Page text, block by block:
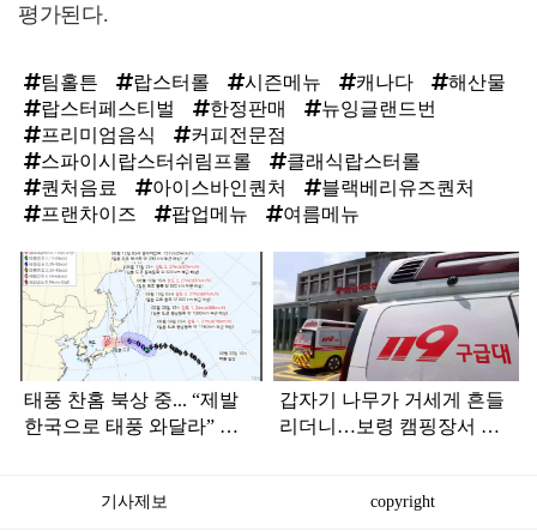
평가된다.
팀홀튼 랍스터롤 시즌메뉴 캐나다
해산물
랍스터페스티벌
한정판매
뉴잉글랜드번
프리미엄음식
커피전문점
스파이시랍스터쉬림프롤
클래식랍스터롤
퀀처음료
아이스바인퀀처
블랙베리유즈퀀처
프랜차이즈
팝업메뉴 여름메뉴
탑
라
인
태풍 찬홈 북상 중... “제발
한국으로 태풍 와달라” 말
갑자기 나무가 거세게 흔들
리더니…보령 캠핑장서 일
기사제보 copyright